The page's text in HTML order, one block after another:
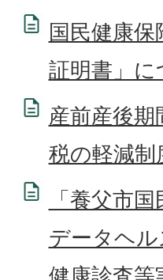
国民健康保
証明書」に
産前産後
税の軽減制
「養父市
データヘ